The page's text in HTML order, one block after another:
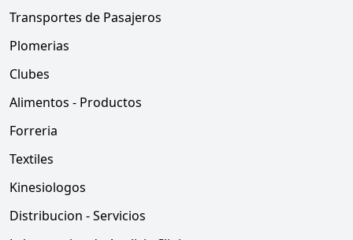
Transportes de Pasajeros
Plomerias
Clubes
Alimentos - Productos
Forreria
Textiles
Kinesiologos
Distribucion - Servicios